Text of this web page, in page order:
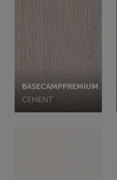
BASECAMPPREMIUM
CEMENT